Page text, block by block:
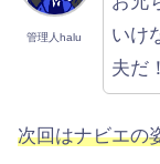
管理人halu
いけ
夫だ！
次回はナビエの